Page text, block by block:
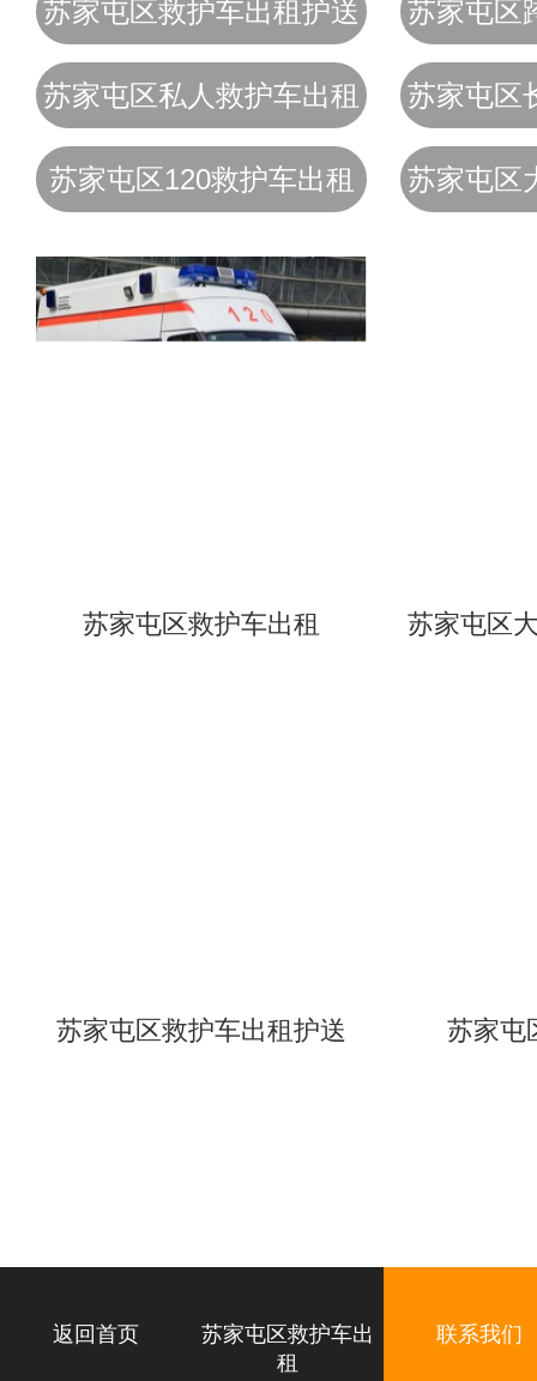
苏家屯区救护车出租护送 苏家屯区
苏家屯区私人救护车出租 苏家屯区
苏家屯区120救护车出租 苏家屯区
苏家屯区救护车出租 苏家屯区
苏家屯区救护车出租护送 苏家屯
返回首页
苏家屯区救护车出
租
联系我们